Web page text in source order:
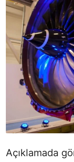
Açıklamada